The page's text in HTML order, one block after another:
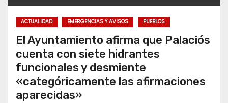
ACTUALIDAD EMERGENCIAS Y AVISOS PUEBLOS
El Ayuntamiento afirma que Palaciós
cuenta con siete hidrantes
funcionales y desmiente
«categóricamente las afirmaciones
aparecidas»